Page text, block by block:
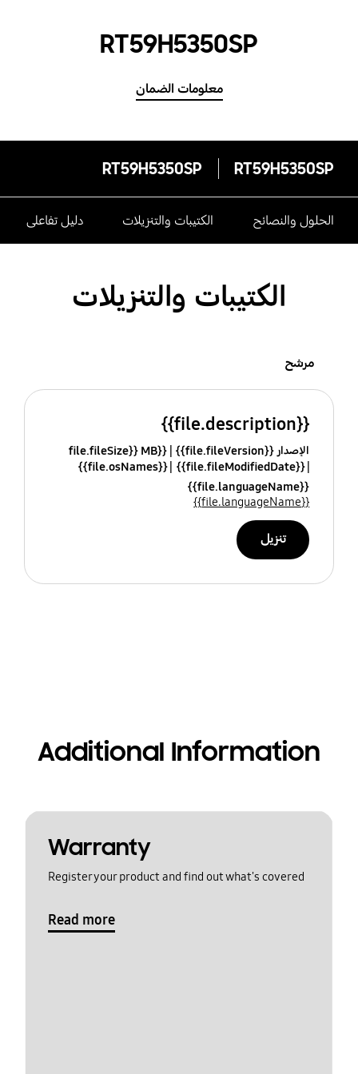
RT59H5350SP
معلومات الضمان
RT59H5350SP
RT59H5350SP
الحلول والنصائح الكتيبات والتنزيلات دليل تفاعلى
الكتيبات والتنزيلات
مرشح
{{file.description}}
الإصدار {{file.fileVersion}}
{{file.fileSize}} MB
{{file.fileModifiedDate}}
{{file.osNames}}
{{file.languageName}}
{{file.languageName}}
تنزيل
Additional Information
Warranty
Register your product and find out what's covered
Read more